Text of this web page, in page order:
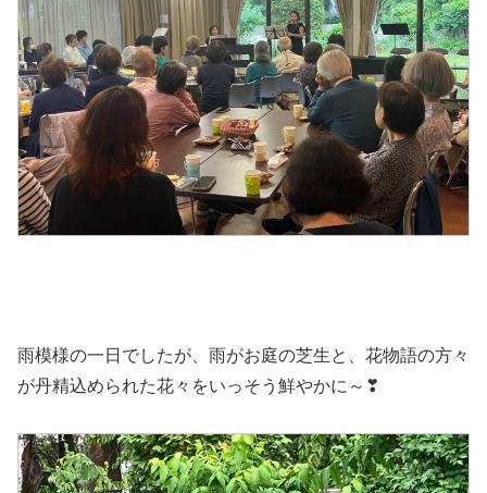
雨模様の一日でしたが、雨がお庭の芝生と、花物語の方々
が丹精込められた花々をいっそう鮮やかに～❣